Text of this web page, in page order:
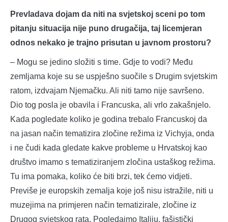
Prevladava dojam da niti na svjetskoj sceni po tom
pitanju situacija nije puno drugačija, taj licemjeran
odnos nekako je trajno prisutan u javnom prostoru?
– Mogu se jedino složiti s time. Gdje to vodi? Među
zemljama koje su se uspješno suočile s Drugim svjetskim
ratom, izdvajam Njemačku. Ali niti tamo nije savršeno.
Dio tog posla je obavila i Francuska, ali vrlo zakašnjelo.
Kada pogledate koliko je godina trebalo Francuskoj da
na jasan način tematizira zločine režima iz Vichyja, onda
i ne čudi kada gledate kakve probleme u Hrvatskoj kao
društvo imamo s tematiziranjem zločina ustaškog režima.
Tu ima pomaka, koliko će biti brzi, tek ćemo vidjeti.
Previše je europskih zemalja koje još nisu istražile, niti u
muzejima na primjeren način tematizirale, zločine iz
Drugog svjetskog rata. Pogledajmo Italiju, fašistički